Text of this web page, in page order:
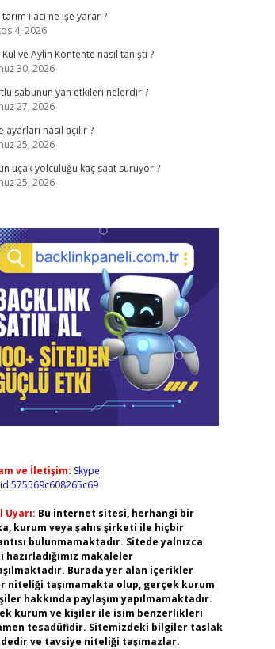
ilacı ne işe yarar ?
4, 2026
ve Aylin Kontente nasıl tanıştı ?
30, 2026
sabunun yan etkileri nelerdir ?
27, 2026
ayarları nasıl açılır ?
25, 2026
uçak yolculuğu kaç saat sürüyor ?
25, 2026
ve İletişim: Skype:
Uyarı: Bu internet sitesi, herhangi bir
kurum veya şahıs şirketi ile hiçbir
bulunmamaktadır. Sitede yalnızca
hazırladığımız makaleler
Burada yer alan içerikler
niteliği taşımamakta olup, gerçek kurum
hakkında paylaşım yapılmamaktadır.
kurum ve kişiler ile isim benzerlikleri
tesadüfidir. Sitemizdeki bilgiler taslak
ve tavsiye niteliği taşımazlar.